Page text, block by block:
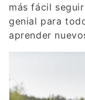
más fácil
genial para
aprender